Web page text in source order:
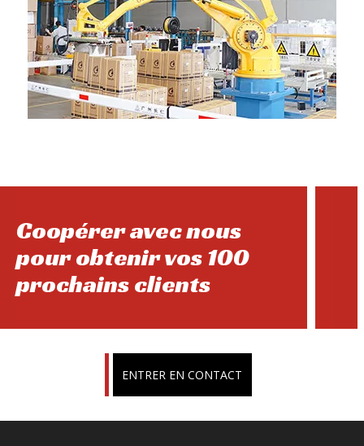
Coopérer avec nous
pour obtenir vos 100
prochains clients
ENTRER EN CONTACT